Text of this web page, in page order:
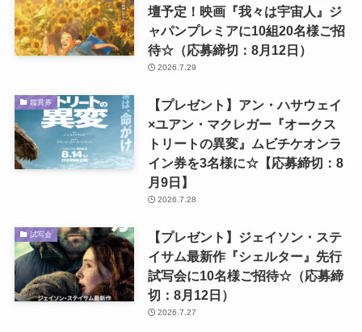
壇予定！映画『我々は宇宙人』ジ
ャパンプレミアに10組20名様ご招
待☆（応募締切：8月12日）
2026.7.29
鑑賞券
【プレゼント】アン・ハサウェイ
×ユアン・マクレガー『オークス
トリートの異変』ムビチケオンラ
イン券を3名様に☆【応募締切：8
月9日】
2026.7.28
試写会
【プレゼント】ジェイソン・ステ
イサム最新作『シェルター』先行
試写会に10名様ご招待☆（応募締
切：8月12日）
2026.7.27